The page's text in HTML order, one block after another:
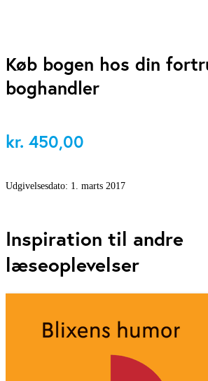
Køb bogen hos din
boghandler
kr. 450,00
Udgivelsesdato: 1. marts 2017
Inspiration til andre
læseoplevelser